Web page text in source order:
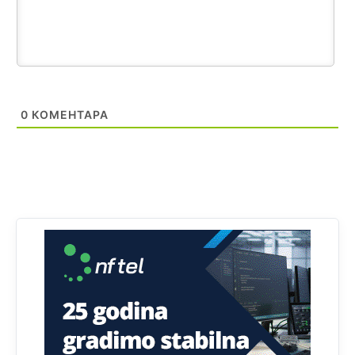
0 КОМЕНТАРА
Анонимно2818605
Prema podacima o informaciono-komunikacionim
tehnologijama, čak 33,4% domaćinstava u BiH uopšte
nema pristup računaru bilo koje vrste (desktop, laptop ili
Анонимно2818605 11:34
Najveći dio populacije starije od 65 godina uopšte ne
koristi internet, niti ima pristup računarima